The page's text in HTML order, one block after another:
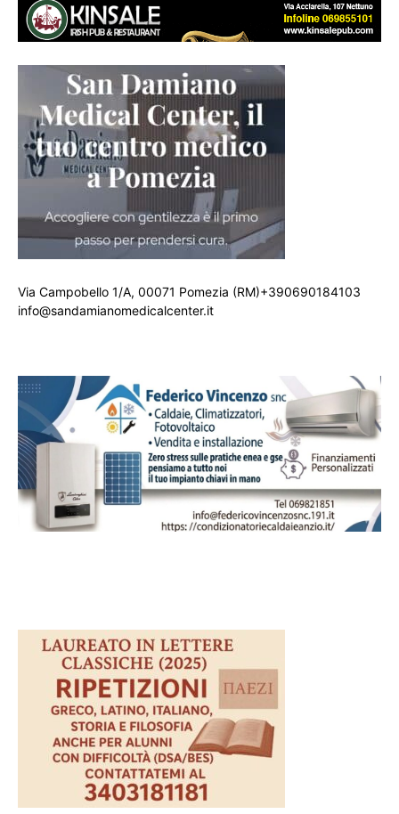
Via Campobello 1/A, 00071 Pomezia (RM)+390690184103
info@sandamianomedicalcenter.it